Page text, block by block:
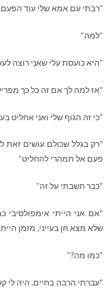
"רבתי עם אמא שלי עוד
"למה"
"היא כועסת עלי שאני רוצה
"אז למה לך אם זה כל כך
"כי זה הגוף שלי ואני אחליט
"רק בגלל שכולם עושים זאת
פעם אל תמהרי להחליט"
"כבר חשבתי על זה"
"אם אני הייתי
שלא מצא חן בעייני, מזמן
"כמו מה?"
"עברתי הרבה בחיים. היה לי